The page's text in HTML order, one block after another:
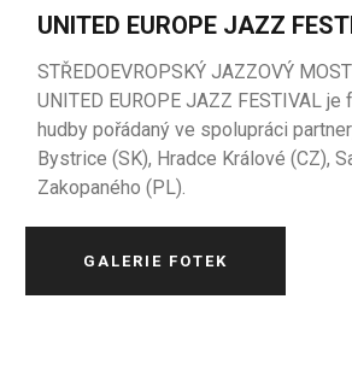
UNITED EUROPE JAZZ
STŘEDOEVROPSKÝ JAZZOVÝ
UNITED EUROPE JAZZ FESTIVAL
hudby pořádaný ve spolupráci
Bystrice (SK), Hradce Králové (CZ),
Zakopaného (PL).
GALERIE FOTEK